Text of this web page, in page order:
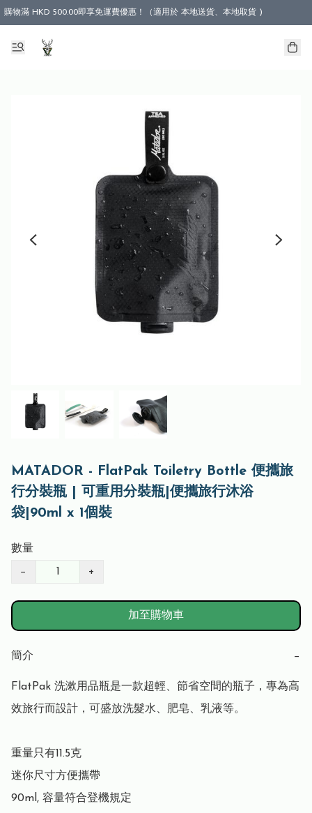
購物滿 HKD 500.00即享免運費優惠！（適用於 本地送貨、本地取貨 )
MATADOR - FlatPak Toiletry Bottle 便攜旅
行分裝瓶 | 可重用分裝瓶|便攜旅行沐浴
袋|90ml x 1個裝
數量
− +
加至購物車
簡介 −
FlatPak 洗漱用品瓶是一款超輕、節省空間的瓶子，專為高
效旅行而設計，可盛放洗髮水、肥皂、乳液等。
重量只有11.5克
迷你尺寸方便攜帶
90ml, 容量符合登機規定